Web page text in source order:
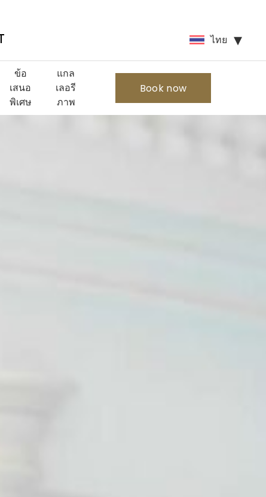
ไทย
ข้อ
เสนอ
พิเศษ
แกล
เลอรี
ภาพ
Book now